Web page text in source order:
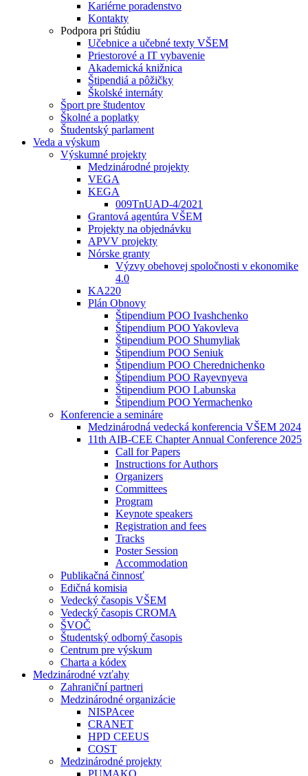
Kariérne poradenstvo
Kontakty
Podpora pri štúdiu
Učebnice a učebné texty VŠEM
Priestorové a IT vybavenie
Akademická knižnica
Štipendiá a pôžičky
Školské internáty
Šport pre študentov
Školné a poplatky
Študentský parlament
Veda a výskum
Výskumné projekty
Medzinárodné projekty
VEGA
KEGA
009TnUAD-4/2021
Grantová agentúra VŠEM
Projekty na objednávku
APVV projekty
Nórske granty
Výzvy obehovej spoločnosti v ekonomike
4.0
KA220
Plán Obnovy
Štipendium POO Ivashchenko
Štipendium POO Yakovleva
Štipendium POO Shumyliak
Štipendium POO Seniuk
Štipendium POO Cherednichenko
Štipendium POO Rayevnyeva
Štipendium POO Labunska
Štipendium POO Yermachenko
Konferencie a semináre
Medzinárodná vedecká konferencia VŠEM 2024
11th AIB-CEE Chapter Annual Conference 2025
Call for Papers
Instructions for Authors
Organizers
Committees
Program
Keynote speakers
Registration and fees
Tracks
Poster Session
Accommodation
Publikačná činnosť
Edičná komisia
Vedecký časopis VŠEM
Vedecký časopis CROMA
ŠVOČ
Študentský odborný časopis
Centrum pre výskum
Charta a kódex
Medzinárodné vzťahy
Zahraniční partneri
Medzinárodné organizácie
NISPAcee
CRANET
HPD CEEUS
COST
Medzinárodné projekty
PUMAKO